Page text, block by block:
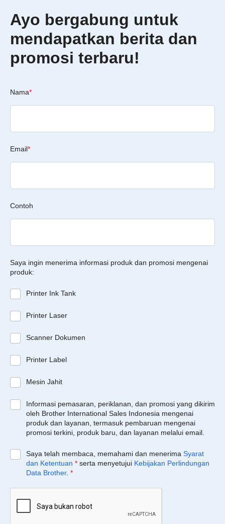
Ayo bergabung untuk
mendapatkan berita dan
promosi terbaru!
Nama*
Email*
Contoh
Saya ingin menerima informasi produk dan promosi mengenai
produk:
Printer Ink Tank
Printer Laser
Scanner Dokumen
Printer Label
Mesin Jahit
Informasi pemasaran, periklanan, dan promosi yang dikirim
oleh Brother International Sales Indonesia mengenai
produk dan layanan, termasuk pembaruan mengenai
promosi terkini, produk baru, dan layanan melalui email.
Saya telah membaca, memahami dan menerima Syarat
dan Ketentuan * serta menyetujui Kebijakan Perlindungan
Data Brother. *